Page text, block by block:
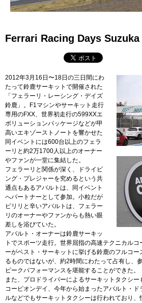
Ferrari Racing Days Suzuka
2012年3月16日〜18日の三日間にわ
たって鈴鹿サーキットで開催された
「フェラーリ・レーシング・デイズ
鈴鹿」。F1マシンやサーキット走行
専用のFXX、世界初走行の599XXエ
ボリューションパッケージなどが甲
高いエキゾーストノートを響かせた
同イベントには600台以上のフェラ
ーリと約2万1700人以上のオーナー
やファンが一堂に集結した。
フェラーリと関係が深く、ドライビ
ング・プレジャーを究めるという共
通点もあるアバルトは、同イベント
へパートナーとして参加。小粒だが
ピリリと辛いアバルトは、フェラー
リのオーナーやファンからも熱い眼
差しを浴びていた。
アバルト・オーナーは鈴鹿サーキッ
トでスポーツ走行。世界屈指の高速テクニカル
ーがベスト・サーキットに挙げる鈴鹿のフルコ
るものではないが、約2時間にわたって占有し、
ピークパフォーマンスを堪能することができた。
また、プロドライバーによるサーキットタクシ
コーピオンデイ、今年から始まったアバルト・
ルなどでもサーキットタクシーは行われており、